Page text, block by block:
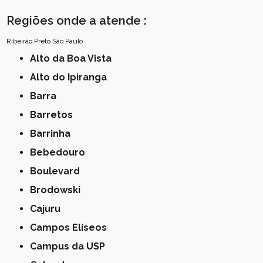
Regiões onde a atende :
Ribeirão Preto São Paulo
Alto da Boa Vista
Alto do Ipiranga
Barra
Barretos
Barrinha
Bebedouro
Boulevard
Brodowski
Cajuru
Campos Elíseos
Campus da USP